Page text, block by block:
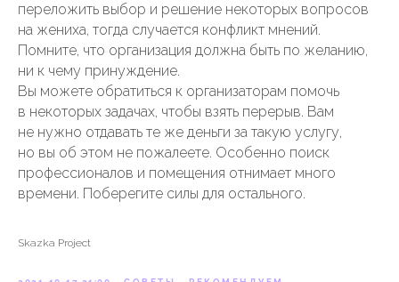
переложить выбор и решение некоторых вопросов
на жениха, тогда случается конфликт мнений.
Помните, что организация должна быть по желанию,
ни к чему принуждение.
Вы можете обратиться к организаторам помочь
в некоторых задачах, чтобы взять перерыв. Вам
не нужно отдавать те же деньги за такую услугу,
но вы об этом не пожалеете. Особенно поиск
профессионалов и помещения отнимает много
времени. Поберегите силы для остального.
Skazka Project